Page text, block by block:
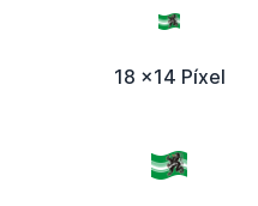
18 x14 Píxel